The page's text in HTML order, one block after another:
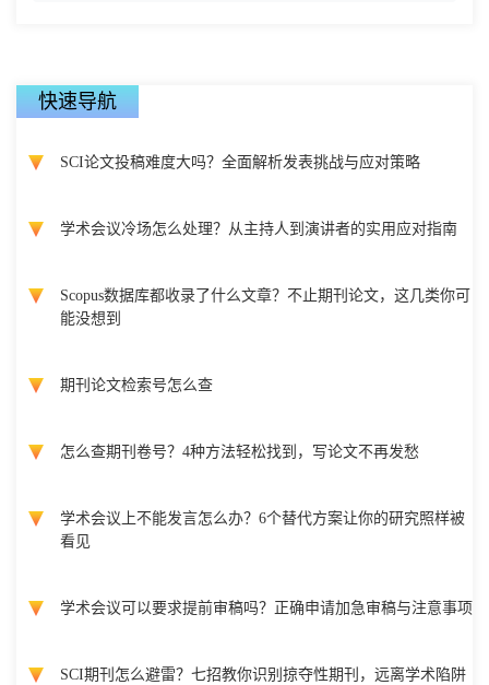
快速导航
SCI论文投稿难度大吗？全面解析发表挑战与应对策略
学术会议冷场怎么处理？从主持人到演讲者的实用应对指南
Scopus数据库都收录了什么文章？不止期刊论文，这几类你可
能没想到
期刊论文检索号怎么查
怎么查期刊卷号？4种方法轻松找到，写论文不再发愁
学术会议上不能发言怎么办？6个替代方案让你的研究照样被
看见
学术会议可以要求提前审稿吗？正确申请加急审稿与注意事项
SCI期刊怎么避雷？七招教你识别掠夺性期刊，远离学术陷阱